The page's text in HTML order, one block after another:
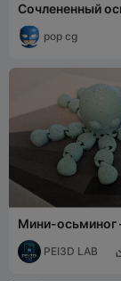
Сочлененный
Многоцветный и
составной
pop cg
Мини-осьминог
Подвижный
PEI3D LAB